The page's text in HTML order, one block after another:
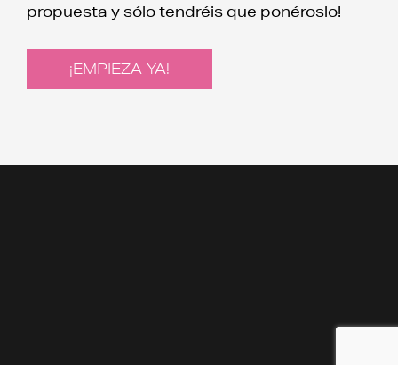
propuesta y sólo tendréis que ponéroslo!
¡EMPIEZA YA!